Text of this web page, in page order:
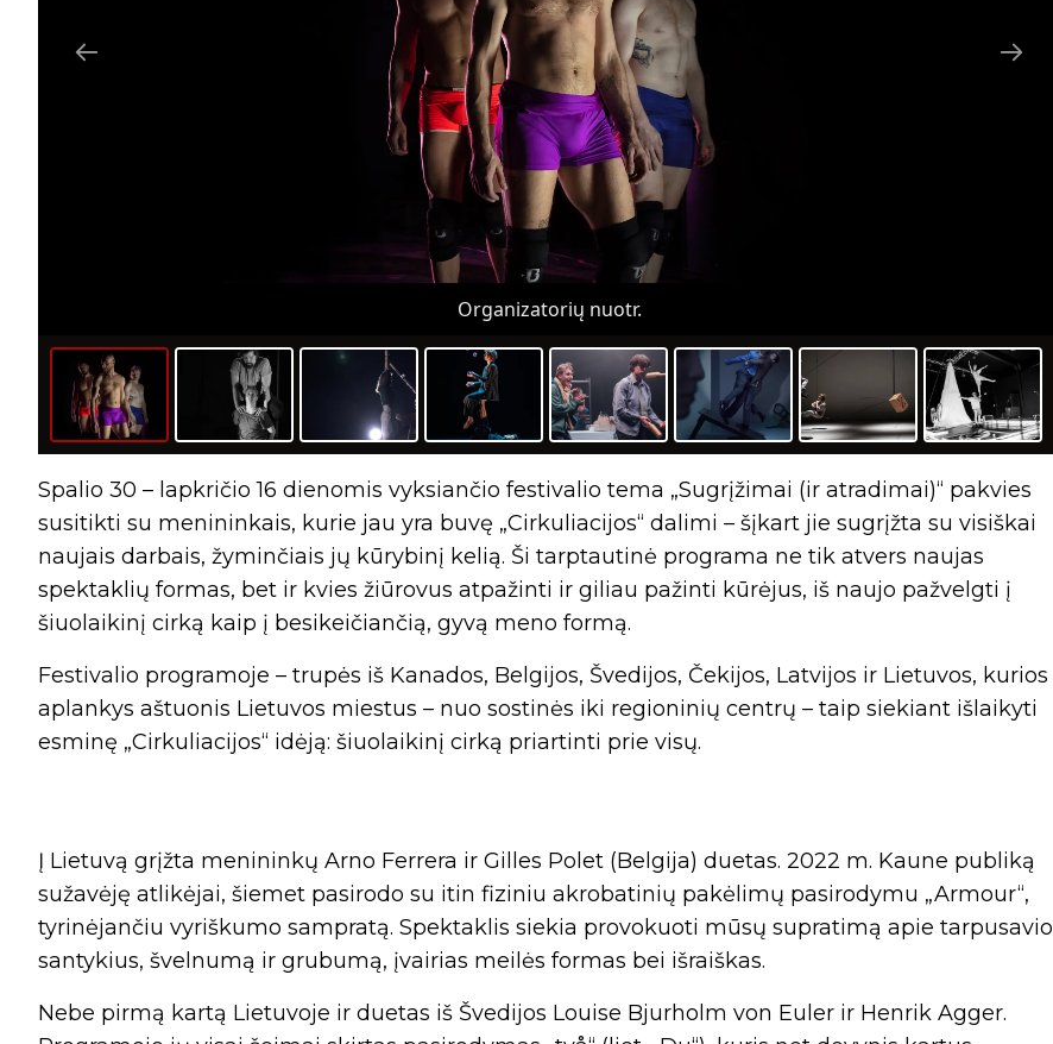
Organizatorių nuotr.
Spalio 30 – lapkričio 16 dienomis vyksiančio festivalio tema „Sugrįžimai (ir atradimai)“ pakvies
susitikti su menininkais, kurie jau yra buvę „Cirkuliacijos“ dalimi – šįkart jie sugrįžta su visiškai
naujais darbais, žyminčiais jų kūrybinį kelią. Ši tarptautinė programa ne tik atvers naujas
spektaklių formas, bet ir kvies žiūrovus atpažinti ir giliau pažinti kūrėjus, iš naujo pažvelgti į
šiuolaikinį cirką kaip į besikeičiančią, gyvą meno formą.
Festivalio programoje – trupės iš Kanados, Belgijos, Švedijos, Čekijos, Latvijos ir Lietuvos, kurios
aplankys aštuonis Lietuvos miestus – nuo sostinės iki regioninių centrų – taip siekiant išlaikyti
esminę „Cirkuliacijos“ idėją: šiuolaikinį cirką priartinti prie visų.
Į Lietuvą grįžta menininkų Arno Ferrera ir Gilles Polet (Belgija) duetas. 2022 m. Kaune publiką
sužavėję atlikėjai, šiemet pasirodo su itin fiziniu akrobatinių pakėlimų pasirodymu „Armour“,
tyrinėjančiu vyriškumo sampratą. Spektaklis siekia provokuoti mūsų supratimą apie tarpusavio
santykius, švelnumą ir grubumą, įvairias meilės formas bei išraiškas.
Nebe pirmą kartą Lietuvoje ir duetas iš Švedijos Louise Bjurholm von Euler ir Henrik Agger.